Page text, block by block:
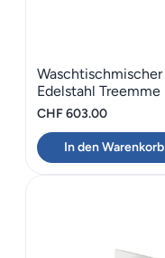
Waschtischmischer
Edelstahl Treemme
3.6mm
CHF603.00
In den Warenkorb